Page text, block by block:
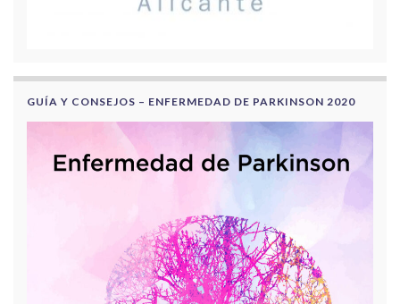
GUÍA Y CONSEJOS – ENFERMEDAD DE PARKINSON 2020